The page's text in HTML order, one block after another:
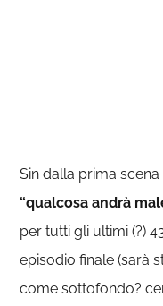
Sin dalla prima
“qualcosa andrà
per tutti gli ultimi (?)
episodio finale (sarà
come sottofondo?